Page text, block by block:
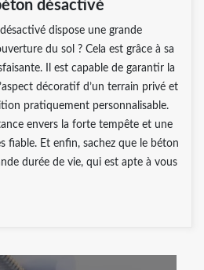
désactivé
dispose une grande
du sol ? Cela est grâce à sa
Il est capable de garantir la
décoratif d’un terrain privé et
pratiquement personnalisable.
envers la forte tempête et une
fiable. Et enfin, sachez que le béton
durée de vie, qui est apte à vous